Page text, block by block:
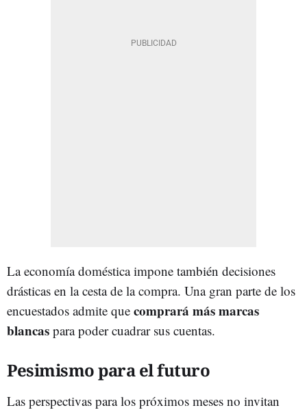
La economía doméstica impone también decisiones
drásticas en la cesta de la compra. Una gran parte de los
encuestados admite que comprará más marcas
blancas para poder cuadrar sus cuentas.
Pesimismo para el futuro
Las perspectivas para los próximos meses no invitan